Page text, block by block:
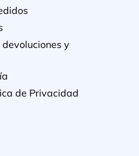
y
de Privacidad